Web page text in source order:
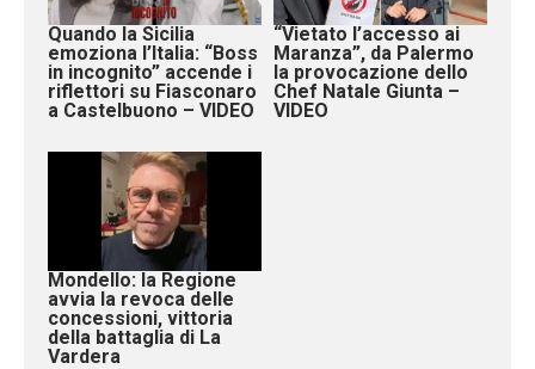
Quando la Sicilia
emoziona l’Italia: “Boss
in incognito” accende i
riflettori su Fiasconaro
a Castelbuono – VIDEO
“Vietato l’accesso ai
Maranza”, da Palermo
la provocazione dello
Chef Natale Giunta –
VIDEO
Mondello: la Regione
avvia la revoca delle
concessioni, vittoria
della battaglia di La
Vardera